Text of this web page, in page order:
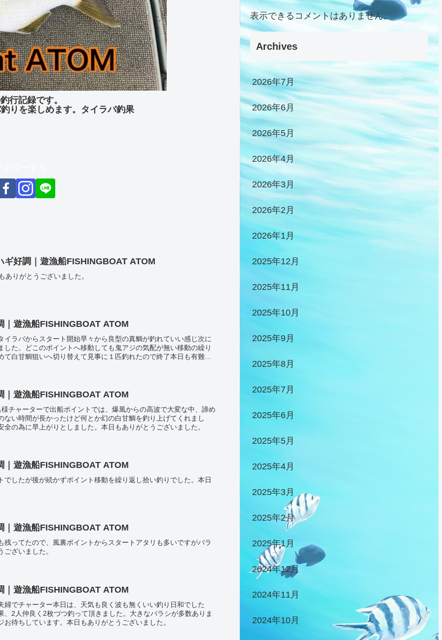
行記録です。
りを楽しめます。タイラバ釣果
好調｜遊漁船FISHINGBOAT ATOM
りがとうございました。
遊漁船FISHINGBOAT ATOM
ラバからスタート開始早々から良型の真鯛が釣れていい感じ次に
た。どこのポイントへ移動しても鬼アジの気配が無い移動の繰り
白甘鯛狙いへ切り替えて見事に１匹釣れたので終了本日も有難う
遊漁船FISHINGBOAT ATOM
チャーターで出船ポイントでは、爆風からの高波で大変な中、諦め
い時間が長かったけど何とか幻の白甘鯛を釣り上げてくれまし
の為に早上がりとしました。本日もありがとうございました。
遊漁船FISHINGBOAT ATOM
したが後が続かずポイント移動を繰り返し拾い釣りでした。本日
遊漁船FISHINGBOAT ATOM
ってたので、風裏ポイントからスタートアタリも多いですがバラ
ざいました。
遊漁船FISHINGBOAT ATOM
でチャーター本日は、天気も良く波も無くいい釣り日和でした
2人仲良く2枚づつ釣って頂きました。大きなバラシが多数ありま
待ちしています。本日もありがとうございました。
表示できるコメントはありません。
Archives
2026年7月
2026年6月
2026年5月
2026年4月
2026年3月
2026年2月
2026年1月
2025年12月
2025年11月
2025年10月
2025年9月
2025年8月
2025年7月
2025年6月
2025年5月
2025年4月
2025年3月
2025年2月
2025年1月
2024年12月
2024年11月
2024年10月